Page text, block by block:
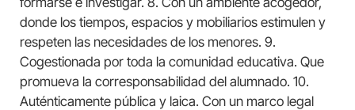
donde los tiempos, espacios y mobiliarios estimulen y
respeten las necesidades de los menores. 9.
Cogestionada por toda la comunidad educativa. Que
promueva la corresponsabilidad del alumnado. 10.
Auténticamente pública y laica. Con un marco legal